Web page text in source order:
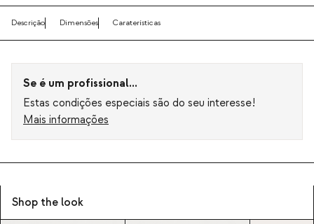
Descrição Dimensões Caraterísticas
Se é um profissional...
Estas condições especiais são do seu interesse!
Mais informações
Shop the look